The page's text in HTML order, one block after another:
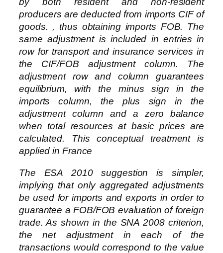
producers are deducted from imports CIF of
goods. , thus obtaining imports FOB. The
same adjustment is included in entries in
row for transport and insurance services in
the CIF/FOB adjustment column. The
adjustment row and column guarantees
equilibrium, with the minus sign in the
imports column, the plus sign in the
adjustment column and a zero balance
when total resources at basic prices are
calculated. This conceptual treatment is
applied in France
The ESA 2010 suggestion is simpler,
implying that only aggregated adjustments
be used for imports and exports in order to
guarantee a FOB/FOB evaluation of foreign
trade. As shown in the SNA 2008 criterion,
the net adjustment in each of the
transactions would correspond to the value